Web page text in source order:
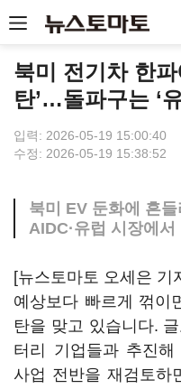
북미 전기차 한
탄’…돌파구는 ‘
입력: 2026-05-19 15:00:40
수정: 2026-05-19 15:38:52
북미 EV 둔화에 흔들
AIDC·유럽 시장에서
[뉴스토마토 오세은 기
예상보다 빠르게 꺾이
탄을 맞고 있습니다.
터리 기업들과 추진
사업 전반을 재검토하